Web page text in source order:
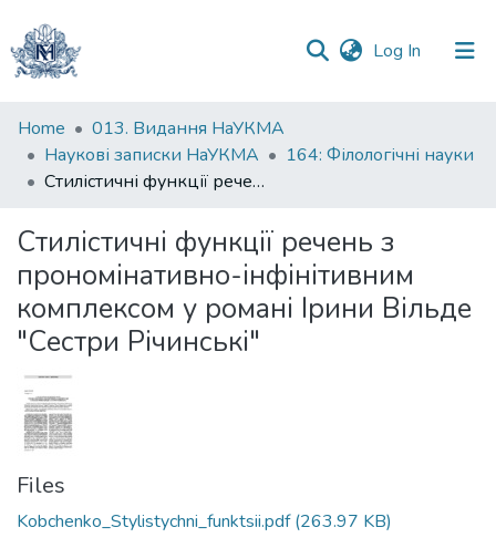
Log In (current)
Communities
&
Collections
Statistics
Home
013. Видання НаУКМА
Наукові записки НаУКМА
164: Філологічні науки
Стилістичні функції речень з прономінативно-інфінітивним комплексом у романі Ірини Вільде "Сестри Річинські"
Стилістичні функції речень з
прономінативно-інфінітивним
комплексом у романі Ірини Вільде
"Сестри Річинські"
Files
Kobchenko_Stylistychni_funktsii.pdf(263.97 KB)